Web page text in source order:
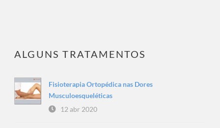
ALGUNS TRATAMENTOS
Fisioterapia Ortopédica nas Dores
Musculoesqueléticas
12 abr 2020